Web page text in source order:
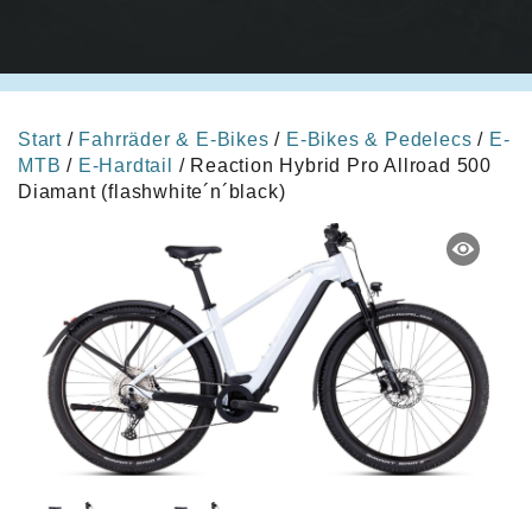
Start / Fahrräder & E-Bikes / E-Bikes & Pedelecs / E-
MTB / E-Hardtail
/ Reaction Hybrid Pro Allroad 500
Diamant (flashwhite´n´black)